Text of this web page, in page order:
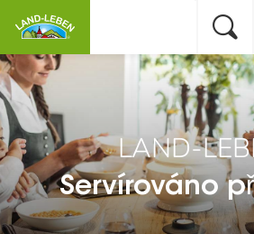
LAND-
Servírováno